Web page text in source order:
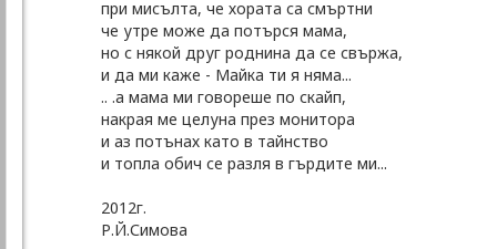
при мисълта, че хората са смъртни
че утре може да потърся мама,
но с някой друг роднина да се свържа,
и да ми каже - Майка ти я няма...
.. .а мама ми говореше по скайп,
накрая ме целуна през монитора
и аз потънах като в тайнство
и топла обич се разля в гърдите ми...
2012г.
Р.Й.Симова